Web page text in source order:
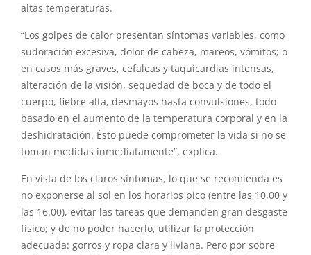
altas temperaturas.
“Los golpes de calor presentan síntomas variables, como
sudoración excesiva, dolor de cabeza, mareos, vómitos; o
en casos más graves, cefaleas y taquicardias intensas,
alteración de la visión, sequedad de boca y de todo el
cuerpo, fiebre alta, desmayos hasta convulsiones, todo
basado en el aumento de la temperatura corporal y en la
deshidratación. Ésto puede comprometer la vida si no se
toman medidas inmediatamente”, explica.
En vista de los claros síntomas, lo que se recomienda es
no exponerse al sol en los horarios pico (entre las 10.00 y
las 16.00), evitar las tareas que demanden gran desgaste
físico; y de no poder hacerlo, utilizar la protección
adecuada: gorros y ropa clara y liviana. Pero por sobre